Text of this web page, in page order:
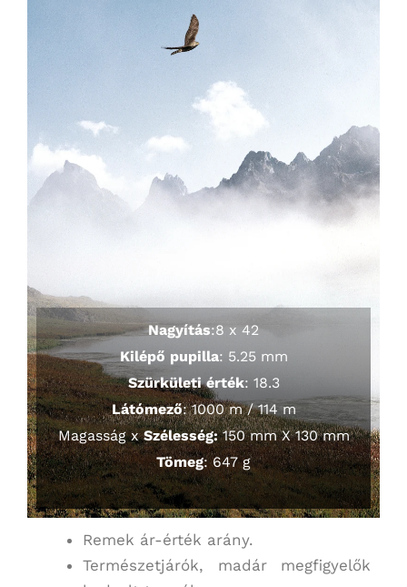
Nagyítás:8 x 42
Kilépő pupilla: 5.25 mm
Szürkületi érték: 18.3
Látómező: 1000 m / 114 m
Magasság xSzélesség:150 mm X 130 mm
Tömeg: 647 g
Remek ár-érték arány.
Természetjárók, madár megfigyelők